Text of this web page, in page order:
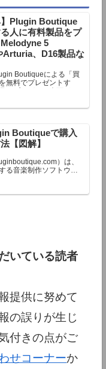
】Plugin Boutique
人に有料製品をプ
5
Arturia、D16製品な
Boutiqueによる「買
無料でプレゼントす
もプレゼント企画が用
を出して何かを購入す
本時間：6/1（月…
Boutiqueで購入
【図解】
）は、
る音楽制作ソフトウェ
ュージシャンに利用さ
いている読者
提供に努めて
の誤りが生じ
付きの点がご
せコーナーか